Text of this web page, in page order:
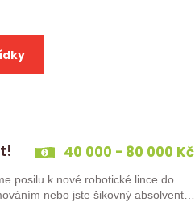
40 000 - 80 000 Kč
programováním nebo jste šikovný absolvent…